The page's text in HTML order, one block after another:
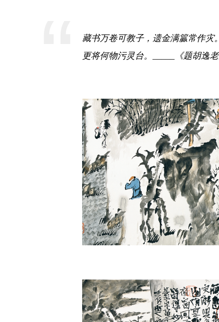
藏书万卷可教子，遗金满籯常作灾
更将何物污灵台。_____《题胡逸